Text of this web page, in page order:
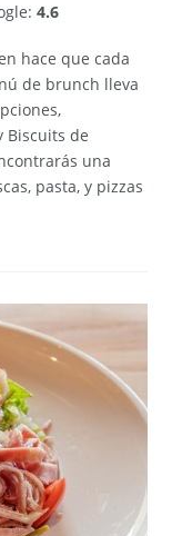
4.6
hace que cada
de brunch lleva
Biscuits de
una
pasta, y pizzas